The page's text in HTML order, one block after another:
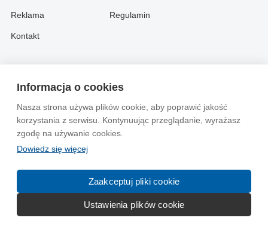
Informacja o cookies
Nasza strona używa plików cookie, aby poprawić jakość
korzystania z serwisu. Kontynuując przeglądanie, wyrażasz
zgodę na używanie cookies.
Dowiedz się więcej
Zaakceptuj pliki cookie
Ustawienia plików cookie
Reklama
Kontakt
Regulamin
About
Advertise
Contact